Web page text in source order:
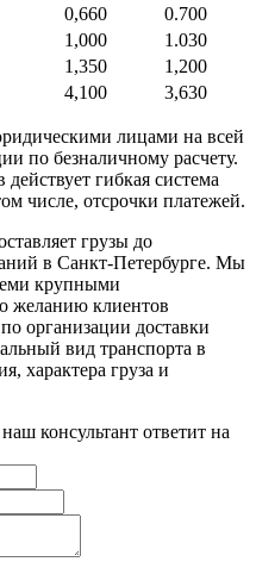
0,660
0.700
1,000
1.030
1,350
1,200
4,100 3,630
лицами на всей
по безналичному расчету.
гибкая система
числе, отсрочки платежей.
грузы до
в Санкт-Петербурге. Мы
крупными
желанию клиентов
организации доставки
вид транспорта в
характера груза и
консультант ответит на